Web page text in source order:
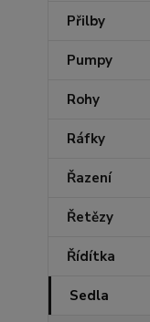
Přilby
Pumpy
Rohy
Ráfky
Řazení
Řetězy
Řídítka
Sedla